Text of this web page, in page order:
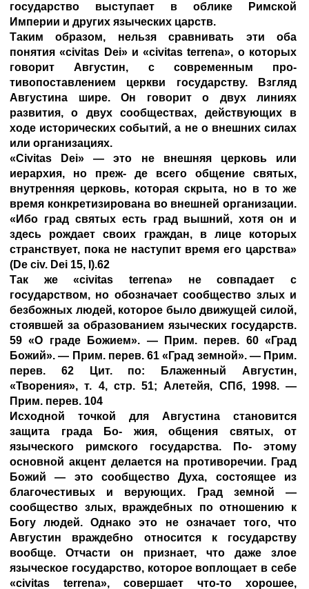
государство выступает в облике Римской
Империи и других языческих царств.
Таким образом, нельзя сравнивать эти оба
понятия «civitas Dei» и «civitas terrena», о которых
говорит Августин, с современным про-
тивопоставлением церкви государству. Взгляд
Августина шире. Он говорит о двух линиях
развития, о двух сообществах, действующих в
ходе исторических событий, а не о внешних силах
или организациях.
«Civitas Dei» — это не внешняя церковь или
иерархия, но преж- де всего общение святых,
внутренняя церковь, которая скрыта, но в то же
время конкретизирована во внешней организации.
«Ибо град святых есть град вышний, хотя он и
здесь рождает своих граждан, в лице которых
странствует, пока не наступит время его царства»
(De civ. Dei 15, I).62
Так же «civitas terrena» не совпадает с
государством, но обозначает сообщество злых и
безбожных людей, которое было движущей силой,
стоявшей за образованием языческих государств.
59 «О граде Божием». — Прим. перев. 60 «Град
Божий». — Прим. перев. 61 «Град земной». — Прим.
перев. 62 Цит. по: Блаженный Августин,
«Творения», т. 4, стр. 51; Алетейя, СПб, 1998. —
Прим. перев. 104
Исходной точкой для Августина становится
защита града Бо- жия, общения святых, от
языческого римского государства. По- этому
основной акцент делается на противоречии. Град
Божий — это сообщество Духа, состоящее из
благочестивых и верующих. Град земной —
сообщество злых, враждебных по отношению к
Богу людей. Однако это не означает того, что
Августин враждебно относится к государству
вообще. Отчасти он признает, что даже злое
языческое государство, которое воплощает в себе
«civitas terrena», совершает что-то хорошее,